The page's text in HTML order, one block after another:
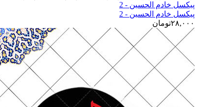
پیکسل خادم الحسین - 2
پیکسل خادم الحسین - 2
۲۸,۰۰۰تومان